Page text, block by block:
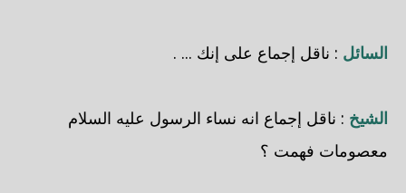
السائل : ناقل إجماع على إنك ... .
الشيخ : ناقل إجماع انه نساء الرسول عليه السلام
معصومات فهمت ؟